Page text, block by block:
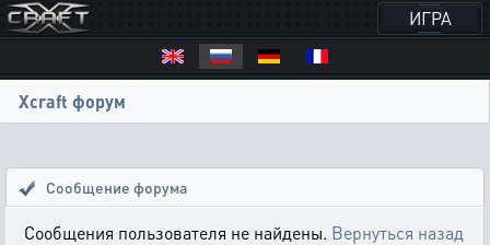
ИГРА
Xcraft форум
Сообщение форума
Сообщения пользователя не найдены. Вернуться назад